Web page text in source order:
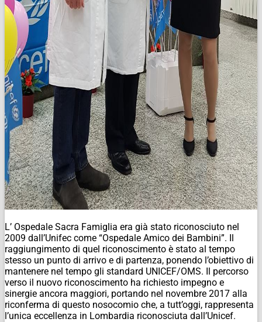
L’ Ospedale Sacra Famiglia era già stato riconosciuto nel
2009 dall’Unifec come “Ospedale Amico dei Bambini”. Il
raggiungimento di quel riconoscimento è stato al tempo
stesso un punto di arrivo e di partenza, ponendo l’obiettivo di
mantenere nel tempo gli standard UNICEF/OMS. Il percorso
verso il nuovo riconoscimento ha richiesto impegno e
sinergie ancora maggiori, portando nel novembre 2017 alla
riconferma di questo nosocomio che, a tutt’oggi, rappresenta
l’unica eccellenza in Lombardia riconosciuta dall’Unicef.